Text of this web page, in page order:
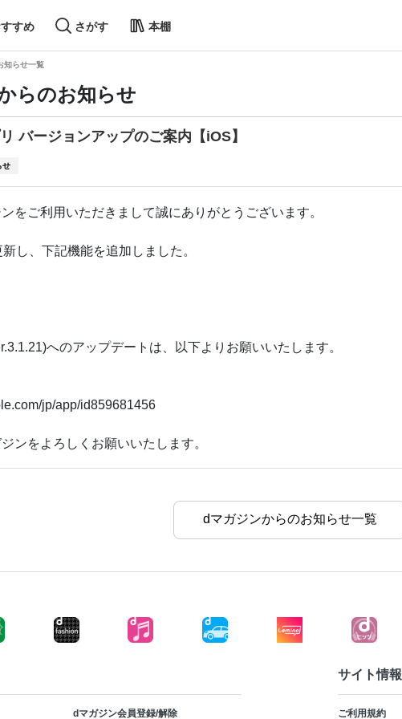
すめ さがす 本棚
知らせ一覧
らのお知らせ
バージョンアップのご案内【iOS】
せ
をご利用いただきまして誠にありがとうございます。
し、下記機能を追加しました。
へのアップデートは、以下よりお願いいたします。
jp/app/id859681456
ンをよろしくお願いいたします。
dマガジンからのお知らせ一覧
dマガジン会員登録/解除
サイト情報
ご利用規約